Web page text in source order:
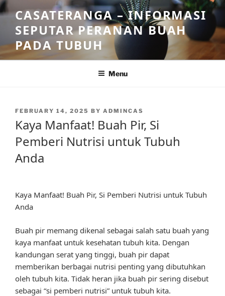
Skip
to
content
CASATERANGA – INFORMASI
SEPUTAR PERANAN BUAH
PADA TUBUH
Menu
POSTED
FEBRUARY 14, 2025 BY ADMINCAS
Kaya Manfaat! Buah Pir, Si
Pemberi Nutrisi untuk Tubuh
Anda
Kaya Manfaat! Buah Pir, Si Pemberi Nutrisi untuk Tubuh
Anda
Buah pir memang dikenal sebagai salah satu buah yang
kaya manfaat untuk kesehatan tubuh kita. Dengan
kandungan serat yang tinggi, buah pir dapat
memberikan berbagai nutrisi penting yang dibutuhkan
oleh tubuh kita. Tidak heran jika buah pir sering disebut
sebagai “si pemberi nutrisi” untuk tubuh kita.